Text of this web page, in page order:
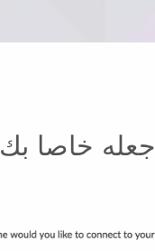
جعله خاصا بك